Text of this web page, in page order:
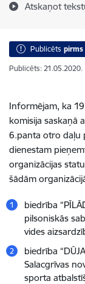
Atskaņot
Publicēts pirms
Publicēts: 21.05.2020.
Informējam, ka
komisija saskaņā
6.panta otro daļu
dienestam
organizācijas
šādām
biedrība
pilsoniskās
vides
biedrība
Salacgrīvas
sporta